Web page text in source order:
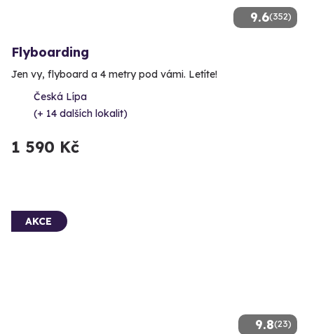
9.6(352)
Flyboarding
Jen vy, flyboard a 4 metry pod vámi. Letíte!
Česká Lípa
(+ 14 dalších lokalit)
1 590 Kč
9.8(23)
AKCE